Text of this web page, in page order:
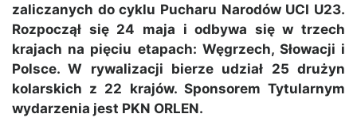
zaliczanych do cyklu Pucharu Narodów UCI U23.
Rozpoczął się 24 maja i odbywa się w trzech
krajach na pięciu etapach: Węgrzech, Słowacji i
Polsce. W rywalizacji bierze udział 25 drużyn
kolarskich z 22 krajów. Sponsorem Tytularnym
wydarzenia jest PKN ORLEN.